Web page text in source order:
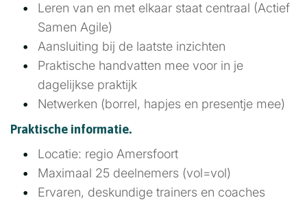
Leren van en met elkaar staat centraal (Actief
Samen Agile)
Aansluiting bij de laatste inzichten
Praktische handvatten mee voor in je
dagelijkse praktijk
Netwerken (borrel, hapjes en presentje mee)
Praktische informatie.
Locatie: regio Amersfoort
Maximaal 25 deelnemers (vol=vol)
Ervaren, deskundige trainers en coaches